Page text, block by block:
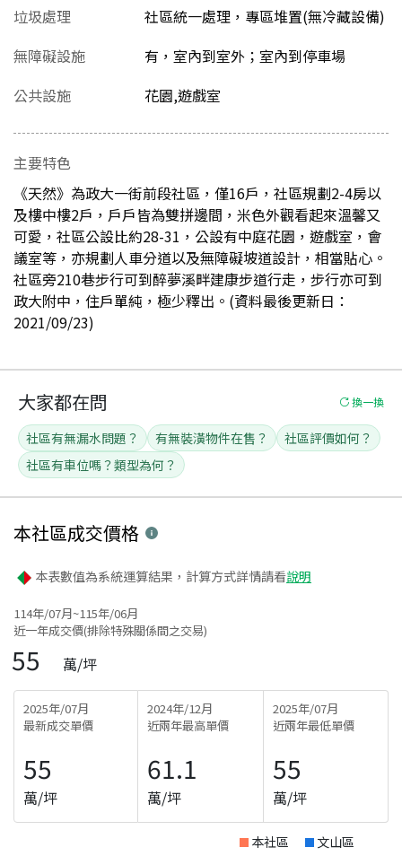
垃圾處理
社區統一處理，專區堆置(無冷藏設備)
無障礙設施
有，室內到室外；室內到停車場
公共設施
花園,遊戲室
主要特色
《天然》為政大一街前段社區，僅16戶，社區規劃2-4房以
及樓中樓2戶，戶戶皆為雙拼邊間，米色外觀看起來溫馨又
可愛，社區公設比約28-31，公設有中庭花園，遊戲室，會
議室等，亦規劃人車分道以及無障礙坡道設計，相當貼心。
社區旁210巷步行可到醉夢溪畔建康步道行走，步行亦可到
政大附中，住戶單純，極少釋出。(資料最後更新日：
2021/09/23)
大家都在問 換一換
社區有無漏水問題？ 有無裝潢物件在售？
社區評價如何？
社區有車位嗎？類型為何？
本社區成交價格
本表數值為系統運算結果，計算方式詳情請看說明
114年/07月~115年/06月
近一年成交價(排除特殊關係間之交易)
55 萬/坪
2025年/07月
最新成交單價
55
萬/坪
2024年/12月
近兩年最高單價
61.1
萬/坪
2025年/07月
近兩年最低單價
55
萬/坪
本社區 文山區